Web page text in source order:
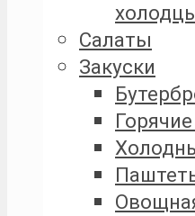
Салаты
Закуски